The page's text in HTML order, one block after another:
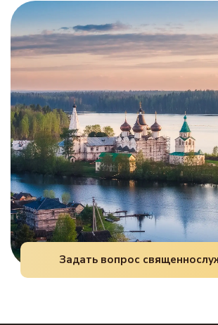
духовном состоянии и
волю Божию.
обязанностью для каждого
дела. Их часто читают перед
крупными начинаниями или в
домашнего молитвенного
Задать вопрос